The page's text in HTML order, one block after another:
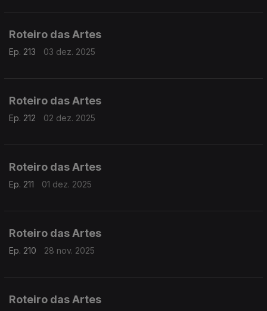
Roteiro das Artes
Ep. 213 03 dez. 2025
Roteiro das Artes
Ep. 212 02 dez. 2025
Roteiro das Artes
Ep. 211 01 dez. 2025
Roteiro das Artes
Ep. 210 28 nov. 2025
Roteiro das Artes